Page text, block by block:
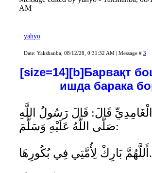
AM
yahyo
Date: Yakshanba, 08/12/28, 0:31:32 AM | Message # 3
[size=14][b]Барвақт
ишда барака
قَالَ: قَالَ رَسُولُ اللَّهِ
صَلَّى اللَّهُ عَلَيْهِ وَسَلَّمَ:
أَللَّهُمَّ بَارِكْ لِأُمَّتِي فِي بُكُورِهَا.